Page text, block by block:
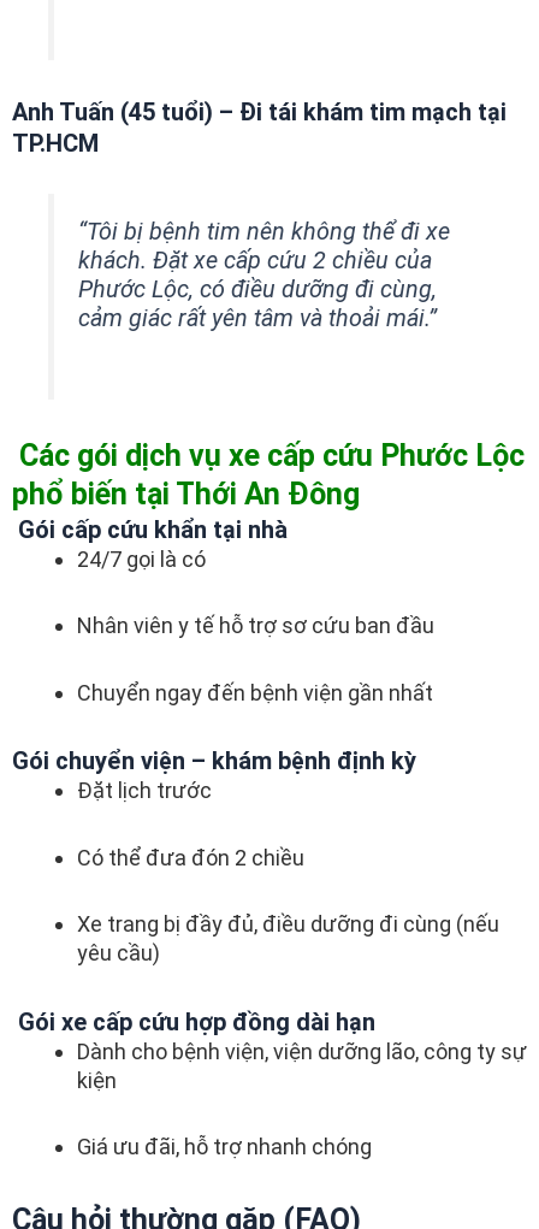
Anh Tuấn (45 tuổi) – Đi tái khám tim mạch tại
TP.HCM
“Tôi bị bệnh tim nên không thể đi xe
khách. Đặt xe cấp cứu 2 chiều của
Phước Lộc, có điều dưỡng đi cùng,
cảm giác rất yên tâm và thoải mái.”
Các gói dịch vụ xe cấp cứu Phước Lộc
phổ biến tại Thới An Đông
Gói cấp cứu khẩn tại nhà
24/7 gọi là có
Nhân viên y tế hỗ trợ sơ cứu ban đầu
Chuyển ngay đến bệnh viện gần nhất
Gói chuyển viện – khám bệnh định kỳ
Đặt lịch trước
Có thể đưa đón 2 chiều
Xe trang bị đầy đủ, điều dưỡng đi cùng (nếu
yêu cầu)
Gói xe cấp cứu hợp đồng dài hạn
Dành cho bệnh viện, viện dưỡng lão, công ty sự
kiện
Giá ưu đãi, hỗ trợ nhanh chóng
Câu hỏi thường gặp (FAQ)